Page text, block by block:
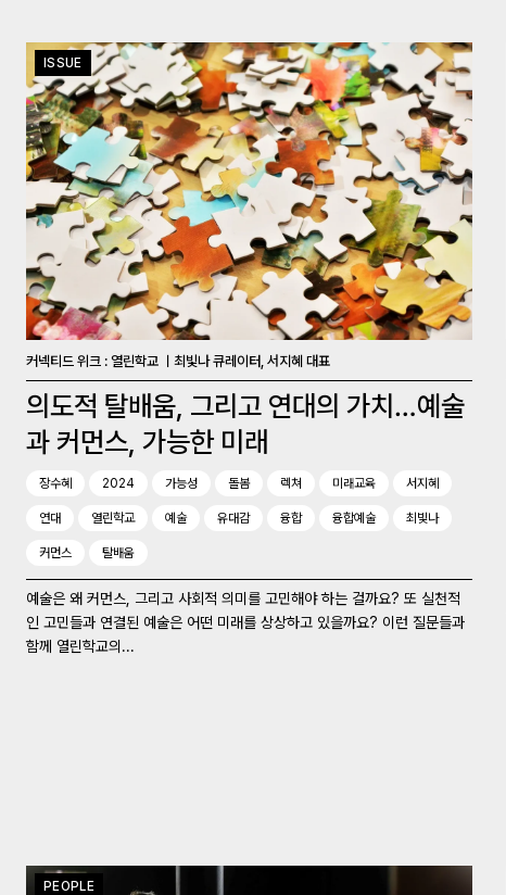
ISSUE
커넥티드 위크 : 열린학교 ㅣ최빛나 큐레이터, 서지혜 대표
의도적 탈배움, 그리고 연대의 가치…예술
과 커먼스, 가능한 미래
장수혜 2024 가능성 돌봄 렉쳐 미래교육 서지혜
연대 열린학교 예술 유대감 융합 융합예술 최빛나
커먼스 탈배움
예술은 왜 커먼스, 그리고 사회적 의미를 고민해야 하는 걸까요? 또 실천적
인 고민들과 연결된 예술은 어떤 미래를 상상하고 있을까요? 이런 질문들과
함께 열린학교의...
PEOPLE